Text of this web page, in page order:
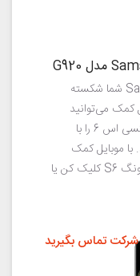
اگر تاچ ال سی دی Samsung Galaxy S6 شما شکسته
کمک می‌توانید
تعمیر ال سی دی شکسته سامسونگ گلکسی اس 6 را با
موبایل کمک
همراه باشید. برای تعویض LCD سامسونگ S6 کلیک کن یا
شرکت تماس بگیرید